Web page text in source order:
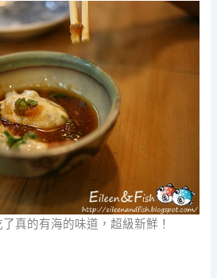
真的有海的味道，超級新鮮！